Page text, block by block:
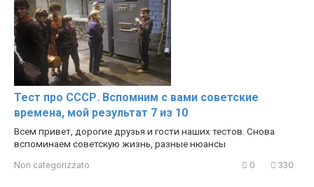
Тест про СССР. Вспомним с вами советские
времена, мой результат 7 из 10
Всем привет, дорогие друзья и гости наших тестов. Снова
вспоминаем советскую жизнь, разные нюансы
Non categorizzato 0 330